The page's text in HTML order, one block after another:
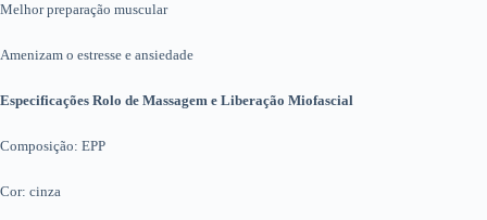
Melhor preparação muscular
Amenizam o estresse e ansiedade
Especificações Rolo de Massagem e Liberação Miofascial
Composição: EPP
Cor: cinza